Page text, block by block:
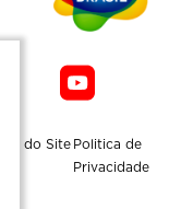
do Site Politica de
Privacidade